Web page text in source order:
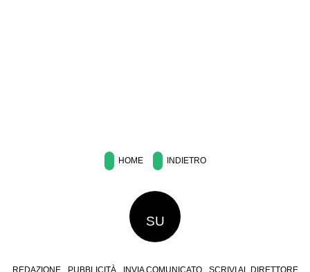
HOME INDIETRO
SU
REDAZIONE PUBBLICITÀ INVIA COMUNICATO SCRIVI AL DIRETTORE